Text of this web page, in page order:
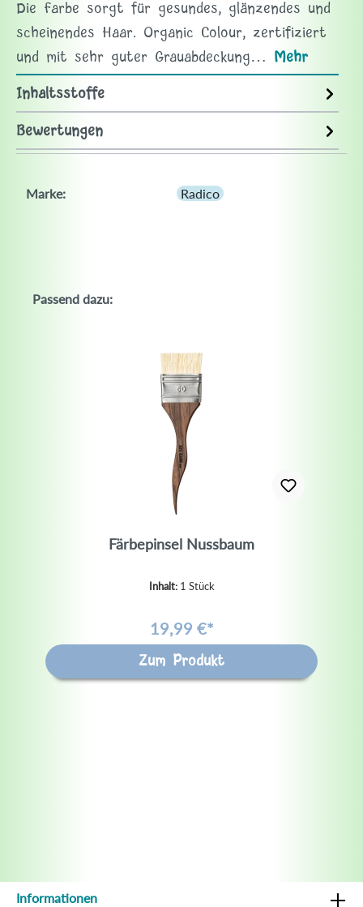
Die Farbe sorgt für gesundes, glänzendes und
scheinendes Haar. Organic Colour, zertifiziert
und mit sehr guter Grauabdeckung… Mehr
Inhaltsstoffe
Bewertungen
Marke: Radico
Passend dazu:
Färbepinsel Nussbaum
Inhalt: 1 Stück
19,99 €*
Zum Produkt
Informationen